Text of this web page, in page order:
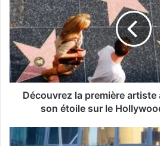
Découvrez la première
son étoile sur le